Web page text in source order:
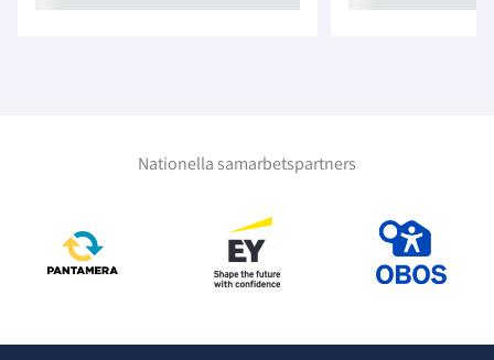
Nationella samarbetspartners